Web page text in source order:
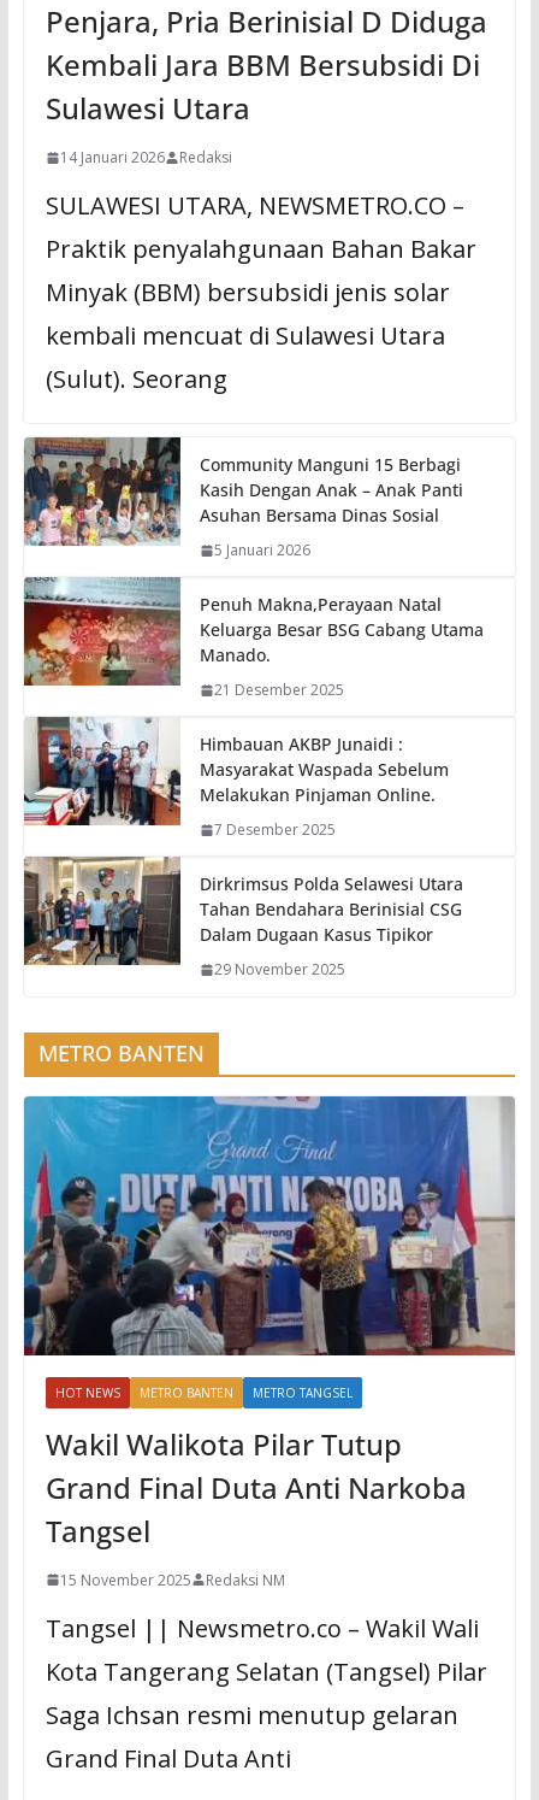
Penjara, Pria Berinisial D Diduga
Kembali Jara BBM Bersubsidi Di
Sulawesi Utara
14 Januari 2026 Redaksi
SULAWESI UTARA, NEWSMETRO.CO –
Praktik penyalahgunaan Bahan Bakar
Minyak (BBM) bersubsidi jenis solar
kembali mencuat di Sulawesi Utara
(Sulut). Seorang
Community Manguni 15 Berbagi
Kasih Dengan Anak – Anak Panti
Asuhan Bersama Dinas Sosial
5 Januari 2026
Penuh Makna,Perayaan Natal
Keluarga Besar BSG Cabang Utama
Manado.
21 Desember 2025
Himbauan AKBP Junaidi :
Masyarakat Waspada Sebelum
Melakukan Pinjaman Online.
7 Desember 2025
Dirkrimsus Polda Selawesi Utara
Tahan Bendahara Berinisial CSG
Dalam Dugaan Kasus Tipikor
29 November 2025
METRO BANTEN
HOT NEWS METRO BANTEN METRO TANGSEL
Wakil Walikota Pilar Tutup
Grand Final Duta Anti Narkoba
Tangsel
15 November 2025 Redaksi NM
Tangsel || Newsmetro.co – Wakil Wali
Kota Tangerang Selatan (Tangsel) Pilar
Saga Ichsan resmi menutup gelaran
Grand Final Duta Anti